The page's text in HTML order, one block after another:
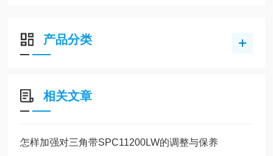
产品分类
相关文章
怎样加强对三角带SPC11200LW的调整与保养